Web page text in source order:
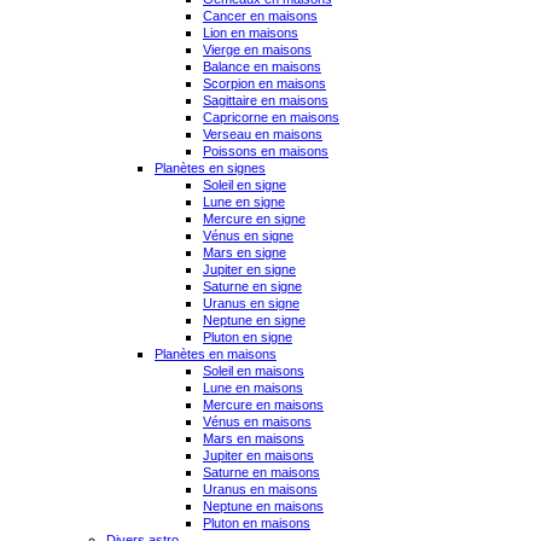
Cancer en maisons
Lion en maisons
Vierge en maisons
Balance en maisons
Scorpion en maisons
Sagittaire en maisons
Capricorne en maisons
Verseau en maisons
Poissons en maisons
Planètes en signes
Soleil en signe
Lune en signe
Mercure en signe
Vénus en signe
Mars en signe
Jupiter en signe
Saturne en signe
Uranus en signe
Neptune en signe
Pluton en signe
Planètes en maisons
Soleil en maisons
Lune en maisons
Mercure en maisons
Vénus en maisons
Mars en maisons
Jupiter en maisons
Saturne en maisons
Uranus en maisons
Neptune en maisons
Pluton en maisons